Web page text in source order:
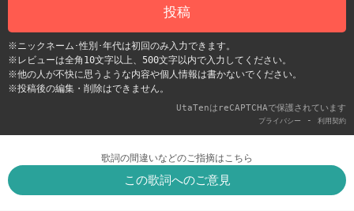
投稿
※ニックネーム･性別･年代は初回のみ入力できます。
※レビューは全角10文字以上、500文字以内で入力してください。
※他の人が不快に思うような内容や個人情報は書かないでください。
※投稿後の編集・削除はできません。
UtaTenはreCAPTCHAで保護されています
プライバシー - 利用契約
歌詞の間違いなどのご指摘はこちら
この歌詞へのご意見